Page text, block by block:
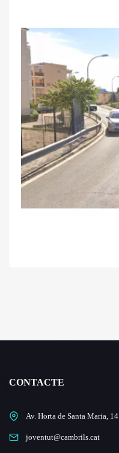
CONTACTE
Av. Horta de Santa Maria, 14
joventut@cambrils.cat